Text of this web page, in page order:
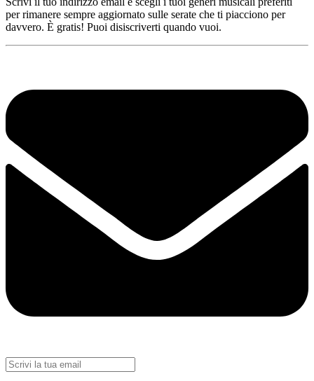
per rimanere sempre aggiornato sulle serate che ti piacciono per
davvero. È gratis! Puoi disiscriverti quando vuoi.